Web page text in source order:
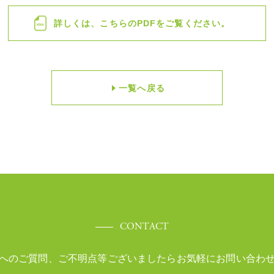
詳しくは、こちらのPDFをご覧ください。
一覧へ戻る
CONTACT
のご質問、ご不明点等ございましたら お気軽にお問い合わ